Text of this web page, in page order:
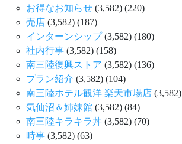
お得なお知らせ (3,582) (220)
売店 (3,582) (187)
インターンシップ(3,582) (180)
社内行事 (3,582) (158)
南三陸復興ストア (3,582) (136)
プラン紹介 (3,582) (104)
南三陸ホテル観洋 楽天市場店 (3,582)
気仙沼＆姉妹館 (3,582) (84)
南三陸キラキラ丼 (3,582) (70)
時事 (3,582) (63)